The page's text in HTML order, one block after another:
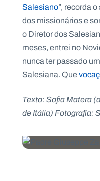
Salesiano”, recorda
dos missionários e
o Diretor dos
meses, entrei no
nunca ter passado
Salesiana. Que
Texto: Sofia Matera
de Itália) Fotografia: